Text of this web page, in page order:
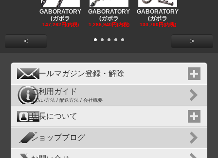
GABORATORY
(ガボラ
147,262円(内税)
GABORATORY
(ガボラ
1,288,940円(内税)
GABORATORY
(ガボラ
130,790円(内税)
< >
メールマガジン登録・解除
ご利用ガイド
支払い方法 / 配送方法 / 会社概要
店長について
ショップブログ